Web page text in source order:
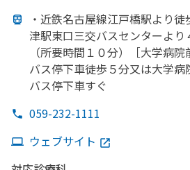
・近鉄名古屋線江戸橋駅より徒
津駅東口三交バスセンターより
（所要時間１０分）
［大学病院
バス停下車徒歩５分又は大学病
バス停下車すぐ
059-232-1111
ウェブサイト